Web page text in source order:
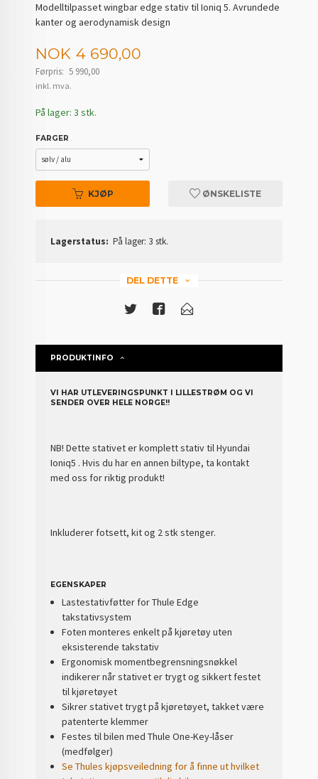
Modelltilpasset wingbar edge stativ til Ioniq 5. Avrundede
kanter og aerodynamisk design
Tilbud
NOK 4 690,00
Førpris: 5 990,00
Rabatt
inkl. mva.
På lager: 3 stk.
FARGER
KJØP ØNSKELISTE
Lagerstatus: På lager: 3 stk.
DEL DETTE
PRODUKTINFO
VI HAR UTLEVERINGSPUNKT I LILLESTRØM OG VI
SENDER OVER HELE NORGE!!
NB! Dette stativet er komplett stativ til Hyundai
Ioniq5 . Hvis du har en annen biltype, ta kontakt
med oss for riktig produkt!
Inkluderer fotsett, kit og 2 stk stenger.
EGENSKAPER
Lastestativføtter for Thule Edge
takstativsystem
Foten monteres enkelt på kjøretøy uten
eksisterende takstativ
Ergonomisk momentbegrensningsnøkkel
indikerer når stativet er trygt og sikkert festet
til kjøretøyet
Sikrer stativet trygt på kjøretøyet, takket være
patenterte klemmer
Festes til bilen med Thule One-Key-låser
(medfølger)
Se Thules kjøpsveiledning for å finne ut hvilket